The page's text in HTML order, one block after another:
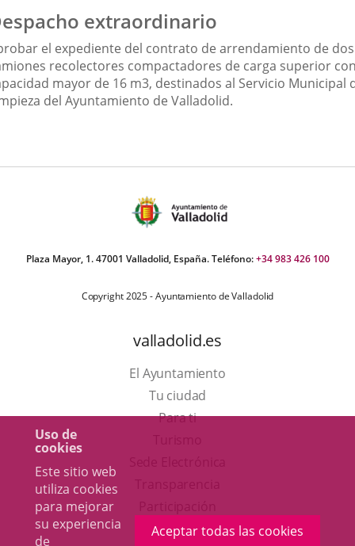
Uso de
cookies
Este sitio web
utiliza cookies
para mejorar
su experiencia
de
Aceptar todas las cookies
extraordinario
el expediente del contrato de arrendamiento de dos
recolectores compactadores de carga superior
mayor de 16 m3, destinados al Servicio Municipal
del Ayuntamiento de Valladolid.
Plaza Mayor, 1. 47001 Valladolid, España. Teléfono:+34 983 426 100
Copyright 2025 - Ayuntamiento de Valladolid
valladolid.es
El Ayuntamiento
Tu ciudad
Para ti
en aplicación